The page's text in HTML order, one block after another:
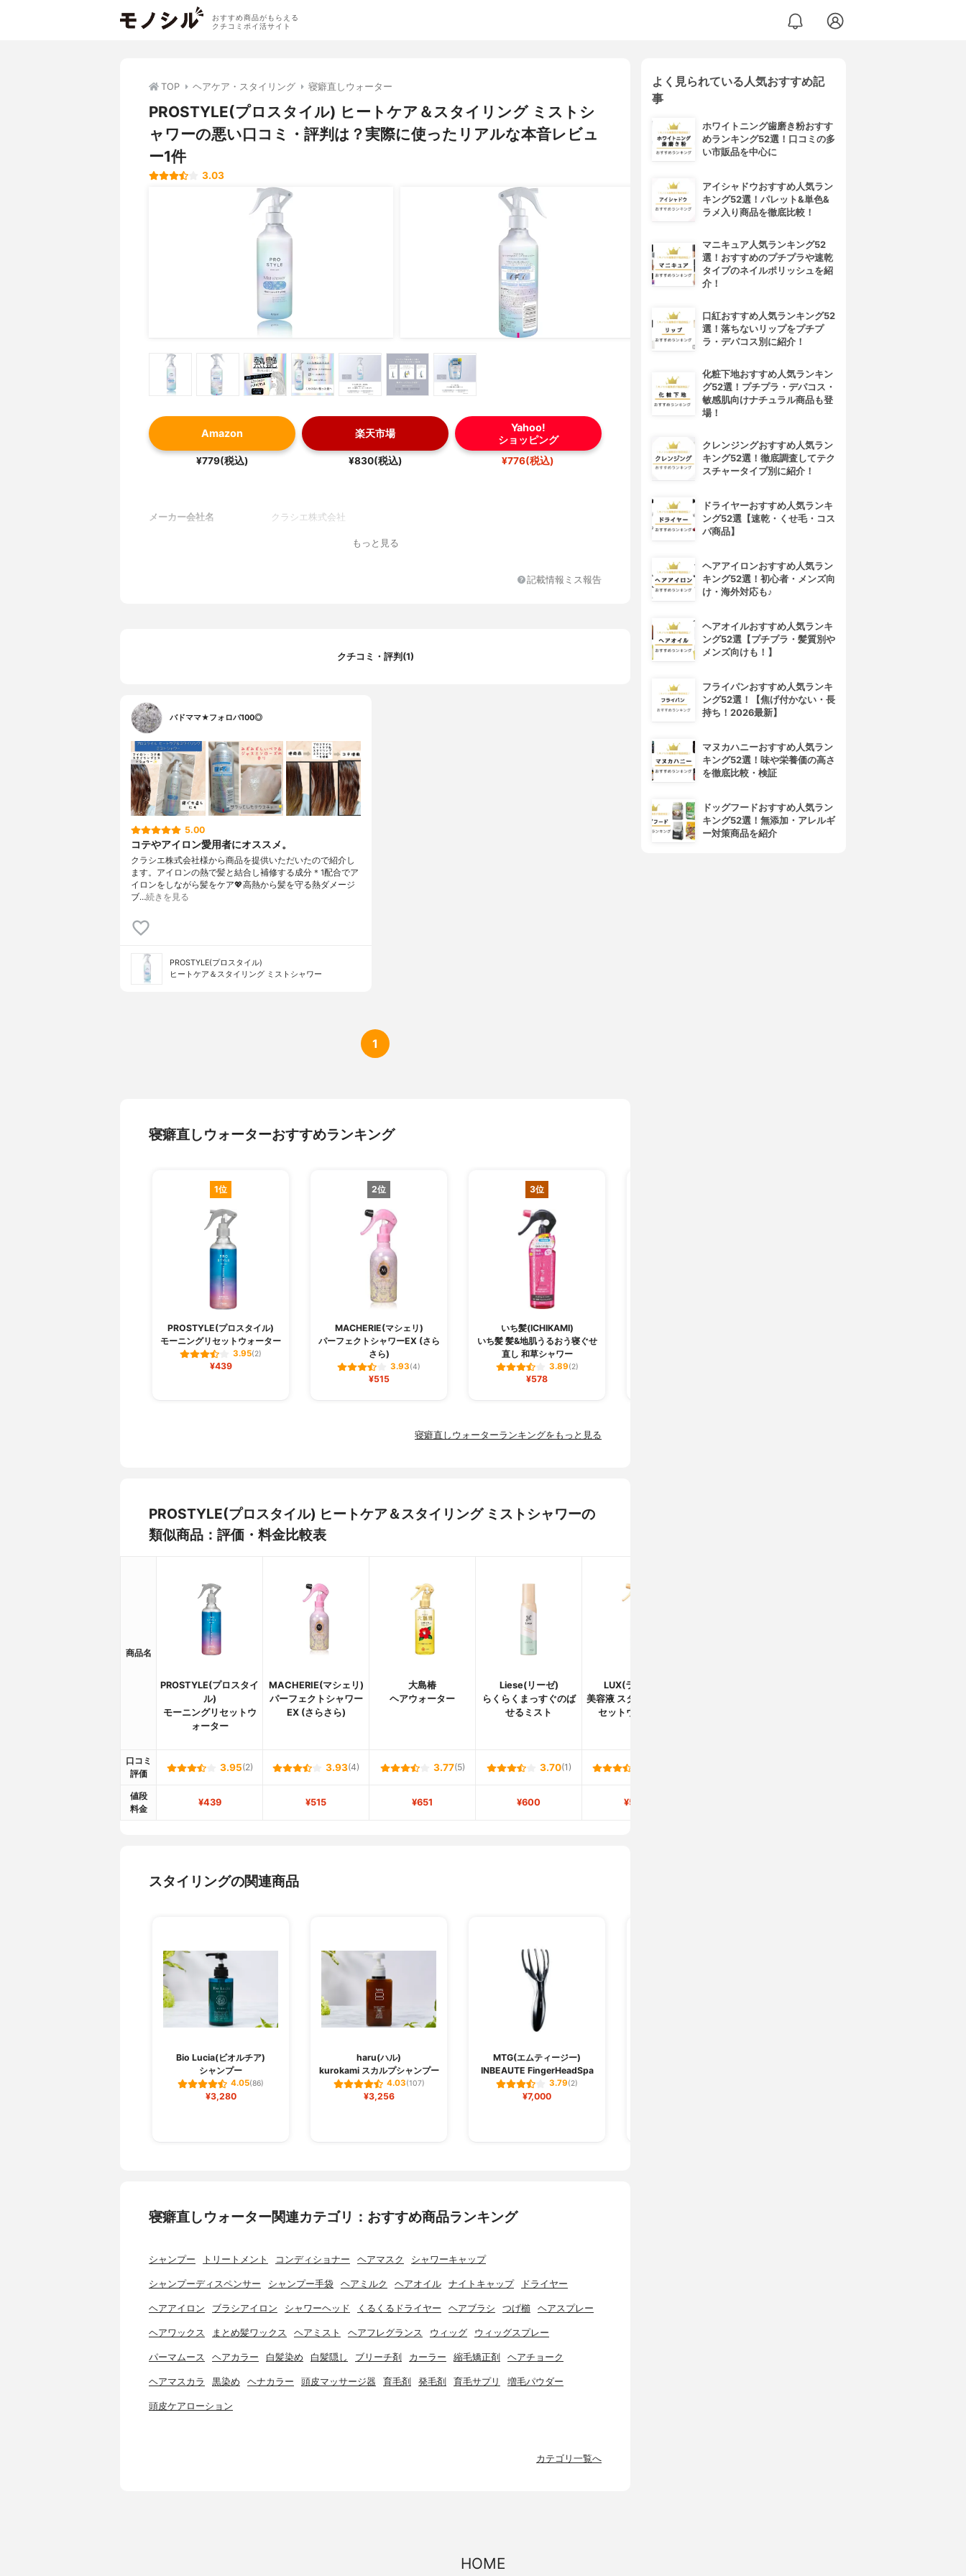
おすすめ商品がもらえる
クチコミポイ活サイト
TOP ヘアケア・スタイリング 寝癖直しウォーター
PROSTYLE(プロスタイル) ヒートケア＆スタイリング ミストシ
ャワーの悪い口コミ・評判は？実際に使ったリアルな本音レビュ
ー1件
3.03
Amazon
¥779(税込)
楽天市場
¥830(税込)
Yahoo!
ショッピング
¥776(税込)
メーカー会社名 クラシエ株式会社
もっと見る
記載情報ミス報告
クチコミ・評判(1)
バドママ★フォロバ100◎
5.00
コテやアイロン愛用者にオススメ。
クラシエ株式会社様から商品を提供いただいたので紹介し
ます。アイロンの熱で髪と結合し補修する成分＊1配合でア
イロンをしながら髪をケア💖高熱から髪を守る熱ダメージ
ブ…続きを見る
PROSTYLE(プロスタイル)
ヒートケア＆スタイリング ミストシャワー
1
寝癖直しウォーターおすすめランキング
1位
PROSTYLE(プロスタイル)
モーニングリセットウォーター
3.95(2)
¥439
2位
MACHERIE(マシェリ)
パーフェクトシャワーEX (さら
さら)
3.93(4)
¥515
3位
いち髪(ICHIKAMI)
いち髪 髪&地肌うるおう寝ぐせ
直し 和草シャワー
3.89(2)
¥578
寝癖直しウォーターランキングをもっと見る
PROSTYLE(プロスタイル) ヒートケア＆スタイリング ミストシャワーの
類似商品：評価・料金比較表
商品名
PROSTYLE(プロスタイ
ル)
モーニングリセットウ
ォーター
MACHERIE(マシェリ)
パーフェクトシャワー
EX (さらさら)
大島椿
ヘアウォーター
Liese(リーゼ)
らくらくまっすぐのば
せるミスト
LUX(ラックス)
美容液 スタイリング リ
セットウォーター
口コミ
評価
3.95(2) 3.93(4) 3.77(5) 3.70(1)
値段
料金
¥439 ¥515 ¥651 ¥600 ¥584
スタイリングの関連商品
Bio Lucia(ビオルチア)
シャンプー
4.05(86)
¥3,280
haru(ハル)
kurokami スカルプシャンプー
4.03(107)
¥3,256
MTG(エムティージー)
INBEAUTE FingerHeadSpa
3.79(2)
¥7,000
寝癖直しウォーター関連カテゴリ：おすすめ商品ランキング
シャンプー トリートメント コンディショナー ヘアマスク シャワーキャップ
シャンプーディスペンサー シャンプー手袋 ヘアミルク ヘアオイル ナイトキャップ ドライヤー
ヘアアイロン ブラシアイロン シャワーヘッド くるくるドライヤー ヘアブラシ つげ櫛 ヘアスプレー
ヘアワックス まとめ髪ワックス ヘアミスト ヘアフレグランス ウィッグ ウィッグスプレー
パーマムース ヘアカラー 白髪染め 白髪隠し ブリーチ剤 カーラー 縮毛矯正剤 ヘアチョーク
ヘアマスカラ 黒染め ヘナカラー 頭皮マッサージ器 育毛剤 発毛剤 育毛サプリ 増毛パウダー
頭皮ケアローション
カテゴリ一覧へ
よく見られている人気おすすめ記
事
ホワイトニング歯磨き粉おすす
めランキング52選！口コミの多
い市販品を中心に
アイシャドウおすすめ人気ラン
キング52選！パレット&単色&
ラメ入り商品を徹底比較！
マニキュア人気ランキング52
選！おすすめのプチプラや速乾
タイプのネイルポリッシュを紹
介！
口紅おすすめ人気ランキング52
選！落ちないリップをプチプ
ラ・デパコス別に紹介！
化粧下地おすすめ人気ランキン
グ52選！プチプラ・デパコス・
敏感肌向けナチュラル商品も登
場！
クレンジングおすすめ人気ラン
キング52選！徹底調査してテク
スチャータイプ別に紹介！
ドライヤーおすすめ人気ランキ
ング52選【速乾・くせ毛・コス
パ商品】
ヘアアイロンおすすめ人気ラン
キング52選！初心者・メンズ向
け・海外対応も♪
ヘアオイルおすすめ人気ランキ
ング52選【プチプラ・髪質別や
メンズ向けも！】
フライパンおすすめ人気ランキ
ング52選！【焦げ付かない・長
持ち！2026最新】
マヌカハニーおすすめ人気ラン
キング52選！味や栄養価の高さ
を徹底比較・検証
ドッグフードおすすめ人気ラン
キング52選！無添加・アレルギ
ー対策商品を紹介
HOME